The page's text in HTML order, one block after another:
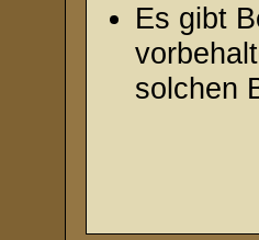
Es gibt
solchen